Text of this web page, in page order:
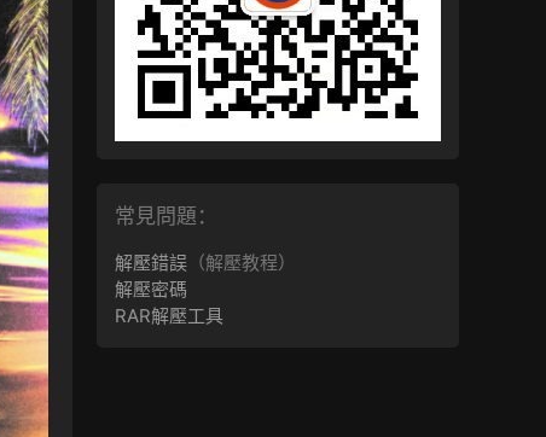
常見問題：
解壓錯誤 （解壓教程）
解壓密碼
RAR解壓工具